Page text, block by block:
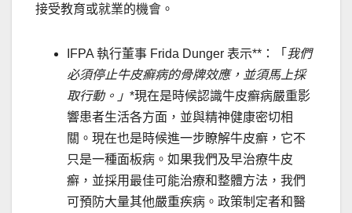
接受教育或就業的機會。
IFPA 執行董事 Frida Dunger 表示**：「 我們
必須停止牛皮癬病的骨牌效應，並須馬上採
取行動。」 *現在是時候認識牛皮癬病嚴重影
響患者生活各方面，並與精神健康密切相
關。現在也是時候進一步瞭解牛皮癬，它不
只是一種面板病。如果我們及早治療牛皮
癬，並採用最佳可能治療和整體方法，我們
可預防大量其他嚴重疾病。政策制定者和醫